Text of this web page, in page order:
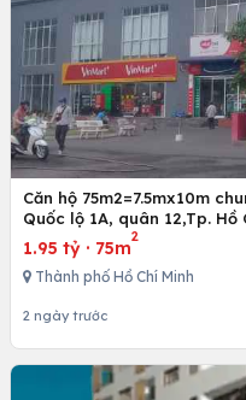
Căn hộ 75m2=7.5mx10m
Quốc lộ 1A, quân 12,Tp. Hồ
1.95 tỷ · 75m
2
Thành phố Hồ Chí Minh
2 ngày trước